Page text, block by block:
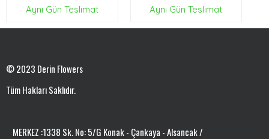
Aynı Gün Teslimat Aynı Gün Teslimat
© 2023 Derin Flowers
Tüm Hakları Saklıdır.
MERKEZ :1338 Sk. No: 5/G Konak - Çankaya - Alsancak /